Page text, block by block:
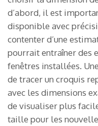
d’abord, il est
disponible avec
contenter d’une
pourrait entraîner des
fenêtres installées.
de tracer un croquis
avec les dimensions
de visualiser plus
taille pour les